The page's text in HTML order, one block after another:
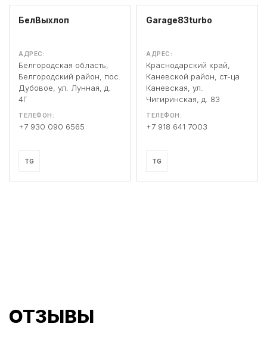
БелВыхлоп
АДРЕС:
Белгородская область,
Белгородский район, пос.
Дубовое, ул. Лунная, д.
4Г
ТЕЛЕФОН:
+7 930 090 6565
TG
Garage83turbo
АДРЕС:
Краснодарский край,
Каневской район, ст-ца
Каневская, ул.
Чигиринская, д. 83
ТЕЛЕФОН:
+7 918 641 7003
TG
ОТЗЫВЫ